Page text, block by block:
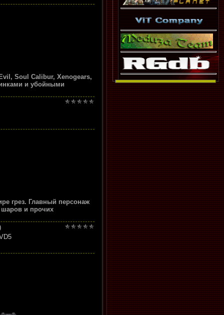
Soul Calibur, Xenogears,
и убойными
грез. Главный персонаж
шаров и прочих